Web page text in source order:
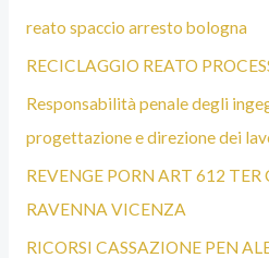
reato spaccio arresto bologna
RECICLAGGIO REATO
Responsabilità penale degli
progettazione e direzione dei
REVENGE PORN ART 612 TER
RAVENNA VICENZA
RICORSI CASSAZIONE PEN